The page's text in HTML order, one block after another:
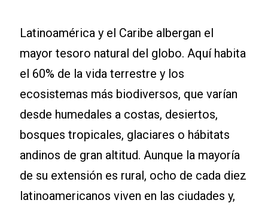
Latinoamérica y el Caribe albergan el
mayor tesoro natural del globo. Aquí habita
el 60% de la vida terrestre y los
ecosistemas más biodiversos, que varían
desde humedales a costas, desiertos,
bosques tropicales, glaciares o hábitats
andinos de gran altitud. Aunque la mayoría
de su extensión es rural, ocho de cada diez
latinoamericanos viven en las ciudades y,